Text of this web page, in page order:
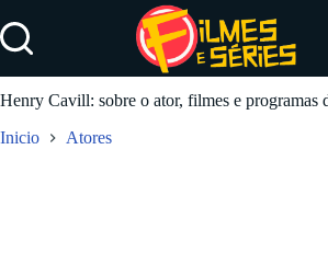
para
o
Henry Cavill: sobre o ator, filmes e programas
Inicio Atores